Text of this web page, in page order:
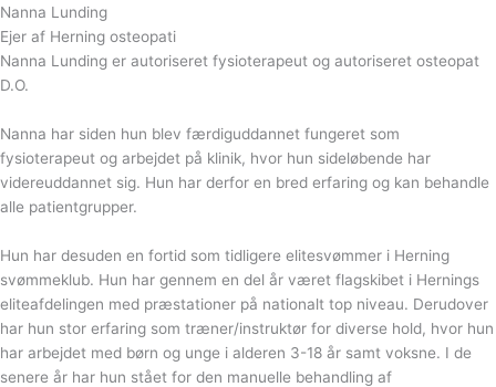
Nanna Lunding
Ejer af Herning osteopati
Nanna Lunding er autoriseret fysioterapeut og autoriseret osteopat
D.O.
Nanna har siden hun blev færdiguddannet fungeret som
fysioterapeut og arbejdet på klinik, hvor hun sideløbende har
videreuddannet sig. Hun har derfor en bred erfaring og kan behandle
alle patientgrupper.
Hun har desuden en fortid som tidligere elitesvømmer i Herning
svømmeklub. Hun har gennem en del år været flagskibet i Hernings
eliteafdelingen med præstationer på nationalt top niveau. Derudover
har hun stor erfaring som træner/instruktør for diverse hold, hvor hun
har arbejdet med børn og unge i alderen 3-18 år samt voksne. I de
senere år har hun stået for den manuelle behandling af